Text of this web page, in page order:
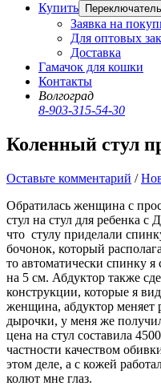
Купить
Заявка на
Для оптовых
Доставка
Гамачок для кошки
Контакты
Волгоград
8-903-315-54-30
Коленный стул
Оставьте комментарий /
Обратилась женщина с
стул на стул для ребенка
что стулу приделали
бочонок, который
то автоматически спинку
на 5 см. Абдуктор также
конструкции, которые я
женщина, абдуктор меняет
дырочки, у меня же
цена на стул составила
частности качеством
этом деле, а с кожей
колют мне глаз.